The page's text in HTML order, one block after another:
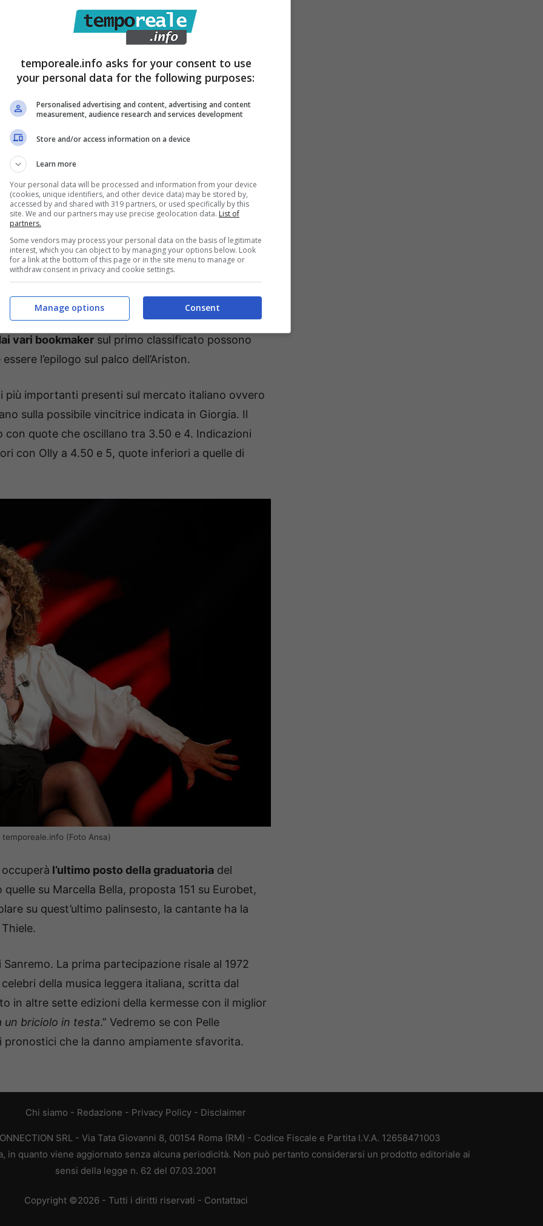
che si esibiranno sul palco dell’Ariston nella
il pubblico che ascolterà per la prima volta le
invece, andranno in scena solo metà dei
alla conclusione delle esibizioni.
è confermata la serata evento con duetti e
della musica italiana. Sabato 15 febbraio, infine,
decretato dal televoto.
sull’ultimo in classifica
non mancano ovviamente le previsioni sul
anticipazioni fornite da chi ha già ascoltato le
vari bookmaker sul primo classificato possono
l’epilogo sul palco dell’Ariston.
più importanti presenti sul mercato italiano ovvero
sulla possibile vincitrice indicata in Giorgia. Il
quote che oscillano tra 3.50 e 4. Indicazioni
con Olly a 4.50 e 5, quote inferiori a quelle di
(Foto Ansa)
l’ultimo posto della graduatoria del
su Marcella Bella, proposta 151 su Eurobet,
su quest’ultimo palinsesto, la cantante ha la
La prima partecipazione risale al 1972
della musica leggera italiana, scritta dal
in altre sette edizioni della kermesse con il miglior
un briciolo in testa.” Vedremo se con Pelle
che la danno ampiamente sfavorita.
Chi siamo - Redazione - Privacy Policy - Disclaimer
SRL - Via Tata Giovanni 8, 00154 Roma (RM) - Codice Fiscale e Partita I.V.A. 12658471003
in quanto viene aggiornato senza alcuna periodicità. Non può pertanto considerarsi un prodotto editoriale ai
sensi della legge n. 62 del 07.03.2001
Copyright ©2026 - Tutti i diritti riservati - Contattaci
temporeale.info asks for your consent to use
your personal data for the following purposes:
Personalised advertising and content, advertising and content
measurement, audience research and services development
Store and/or access information on a device
Learn more
Your personal data will be processed and information from your device
(cookies, unique identifiers, and other device data) may be stored by,
accessed by and shared with 319 partners, or used specifically by this
site. We and our partners may use precise geolocation data. List of
partners.
Some vendors may process your personal data on the basis of legitimate
interest, which you can object to by managing your options below. Look
for a link at the bottom of this page or in the site menu to manage or
withdraw consent in privacy and cookie settings.
Consent
Manage options